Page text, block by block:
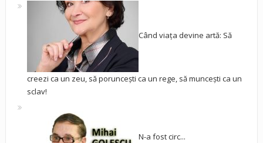
Când viața devine artă: Să
creezi ca un zeu, să poruncești ca un rege, să muncești ca un
sclav!
N-a fost circ...